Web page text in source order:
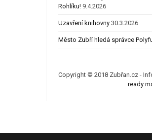
Rohlíku! 9.4.2026
Uzavření knihovny 30.3.2026
Město Zubří hledá správce
Copyright © 2018 Zubřan.cz -
ready